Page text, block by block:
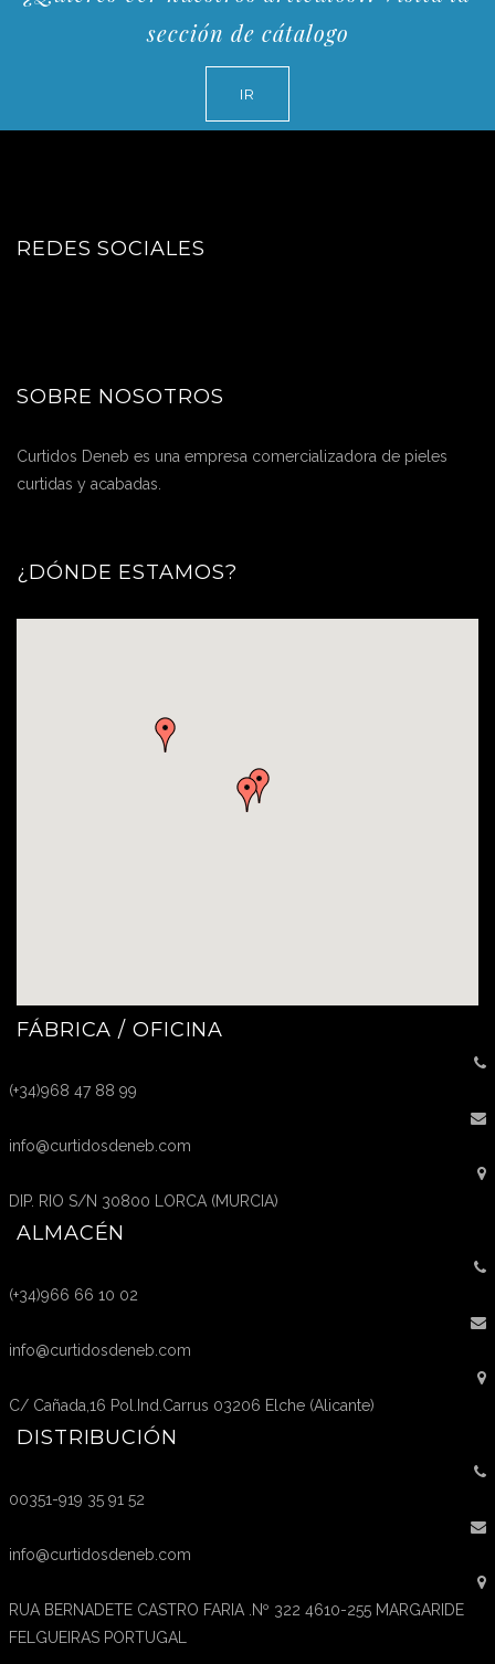
sección de cátalogo
IR
REDES SOCIALES
SOBRE NOSOTROS
Curtidos Deneb es una empresa comercializadora de pieles
curtidas y acabadas.
¿DÓNDE ESTAMOS?
FÁBRICA / OFICINA
(+34)968 47 88 99
info@curtidosdeneb.com
DIP. RIO S/N 30800 LORCA (MURCIA)
ALMACÉN
(+34)966 66 10 02
info@curtidosdeneb.com
C/ Cañada,16 Pol.Ind.Carrus 03206 Elche (Alicante)
DISTRIBUCIÓN
00351-919 35 91 52
info@curtidosdeneb.com
RUA BERNADETE CASTRO FARIA .Nº 322 4610-255 MARGARIDE
FELGUEIRAS PORTUGAL